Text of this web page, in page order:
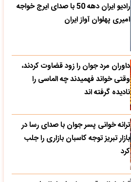
رادیو ایران دهه 50 با صدای ایرج خواجه
امیری پهلوان آواز ایران
داوران مرد جوان را زود قضاوت کردند،
وقتی خواند فهمیدند چه الماسی را
نادیده گرفته اند
ترانه خوانی پسر جوان با صدای رسا در
بازار تبریز توجه کاسبان بازاری را جلب
کرد